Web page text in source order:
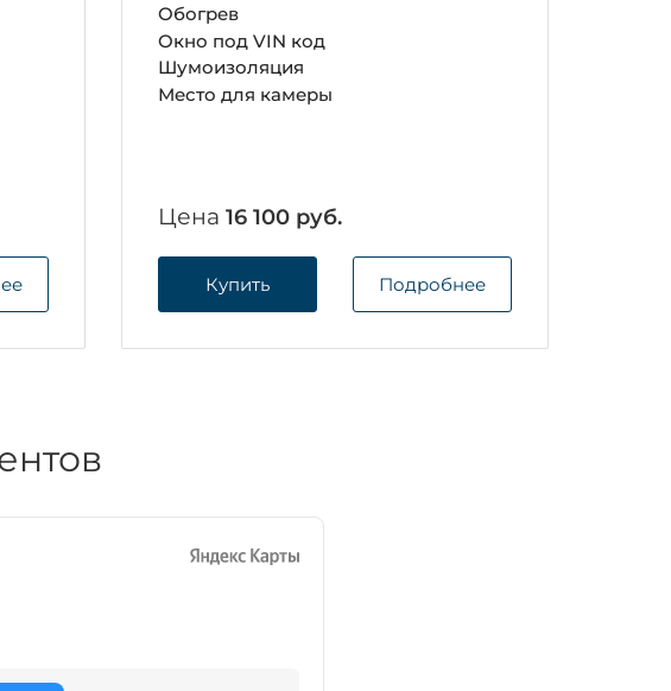
Обогрев
Окно под VIN код
Шумоизоляция
Место для камеры
Цена 16 100 руб.
Купить Подробнее